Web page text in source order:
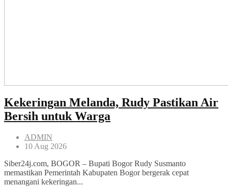
Kekeringan Melanda, Rudy Pastikan Air
Bersih untuk Warga
ADMIN
10 Aug 2026
Siber24j.com, BOGOR – Bupati Bogor Rudy Susmanto
memastikan Pemerintah Kabupaten Bogor bergerak cepat
menangani kekeringan...